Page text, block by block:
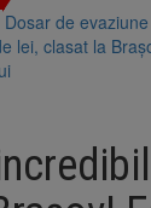
Dosar de
lei, clasat la
Brai-Cata și
de gunoi